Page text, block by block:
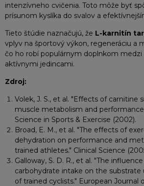
intenzívneho cvičenia. Toto môže byť
prísunom kyslíka do svalov a
Tieto štúdie naznačujú, že L-karnitín
vplyv na športový výkon, regeneráciu a
čo ho robí populárnym doplnkom medzi
aktívnymi jedincami.
Zdroj:
Volek, J. S., et al. "Effects of carnitine
muscle metabolism and
Science in Sports & Exercise (2002).
Broad, E. M., et al. "The effects of
dehydration on performance and
trained athletes." Clinical Science
Galloway, S. D. R., et al. "The
carbohydrate intake on the
of trained cyclists." European Journal